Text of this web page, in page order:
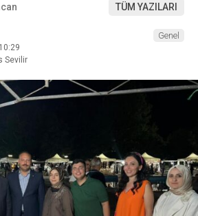
TÜM YAZILARI
Sevilir
Genel